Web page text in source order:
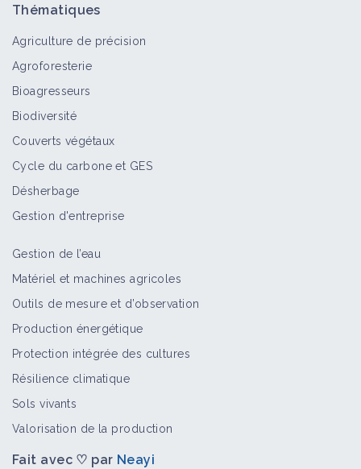
Thématiques
Agriculture de précision
Agroforesterie
Bioagresseurs
Biodiversité
Couverts végétaux
Cycle du carbone et GES
Désherbage
Gestion d'entreprise
Gestion de l’eau
Matériel et machines agricoles
Outils de mesure et d’observation
Production énergétique
Protection intégrée des cultures
Résilience climatique
Sols vivants
Valorisation de la production
Fait avec ♡ par Neayi